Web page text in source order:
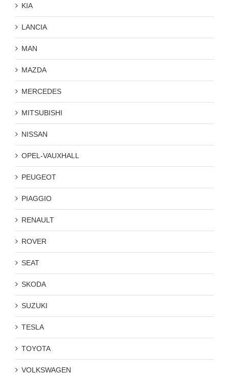
KIA
LANCIA
MAN
MAZDA
MERCEDES
MITSUBISHI
NISSAN
OPEL-VAUXHALL
PEUGEOT
PIAGGIO
RENAULT
ROVER
SEAT
SKODA
SUZUKI
TESLA
TOYOTA
VOLKSWAGEN